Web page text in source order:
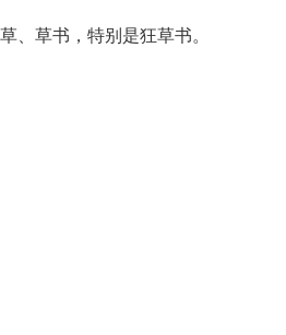
、草书，特别是狂草书。